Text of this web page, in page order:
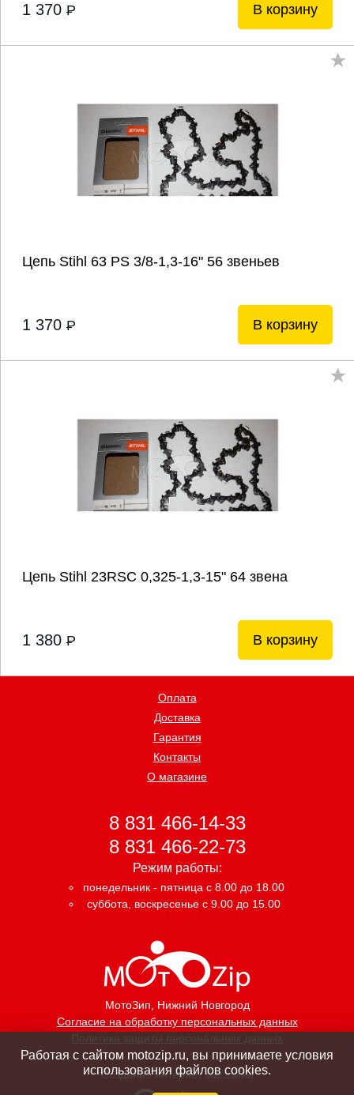
1 370 P В корзину
Цепь Stihl 63 РS 3/8-1,3-16" 56 звеньев
1 370 P В корзину
Цепь Stihl 23RSС 0,325-1,3-15" 64 звена
1 380 P В корзину
МотоЗип, Нижний Новгород
Согласие на обработку персональных данных
Политика защиты персональных данных
Оплата
Доставка
Гарантия
Контакты
О магазине
8 831 466-14-33
8 831 466-22-73
Режим работы:
понедельник - пятница с 8.00 до 18.00
суббота, воскресенье с 9.00 до 15.00
Создание интернет магазина
Работая с сайтом motozip.ru, вы принимаете условия
использования файлов cookies.